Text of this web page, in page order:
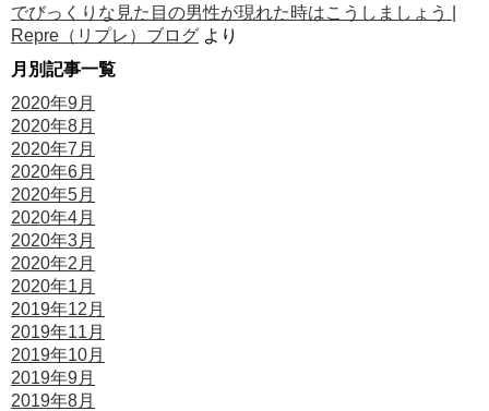
でびっくりな見た目の男性が現れた時はこうしましょう |
Repre（リプレ）ブログ より
月別記事一覧
2020年9月
2020年8月
2020年7月
2020年6月
2020年5月
2020年4月
2020年3月
2020年2月
2020年1月
2019年12月
2019年11月
2019年10月
2019年9月
2019年8月